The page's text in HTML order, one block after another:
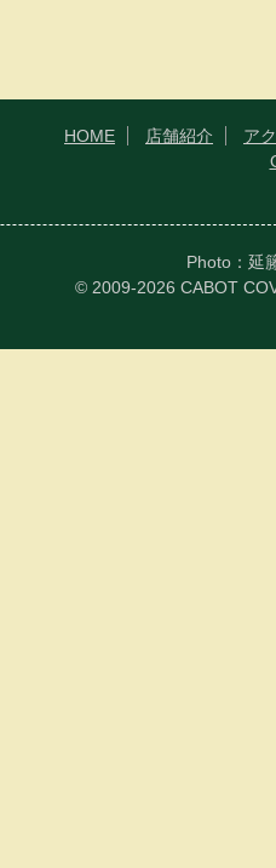
HOME 店舗紹介
ア
Photo：延
© 2009-2026 CABOT